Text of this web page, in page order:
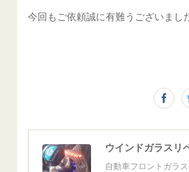
今回もご依頼誠に有難うございまし
自動車フロントガラ